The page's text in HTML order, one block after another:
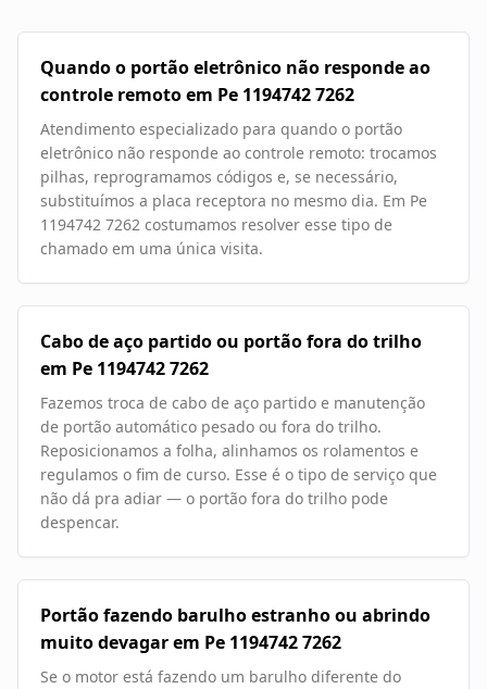
Quando o portão eletrônico não responde ao
controle remoto em Pe 1194742 7262
Atendimento especializado para quando o portão
eletrônico não responde ao controle remoto: trocamos
pilhas, reprogramamos códigos e, se necessário,
substituímos a placa receptora no mesmo dia. Em Pe
1194742 7262 costumamos resolver esse tipo de
chamado em uma única visita.
Cabo de aço partido ou portão fora do trilho
em Pe 1194742 7262
Fazemos troca de cabo de aço partido e manutenção
de portão automático pesado ou fora do trilho.
Reposicionamos a folha, alinhamos os rolamentos e
regulamos o fim de curso. Esse é o tipo de serviço que
não dá pra adiar — o portão fora do trilho pode
despencar.
Portão fazendo barulho estranho ou abrindo
muito devagar em Pe 1194742 7262
Se o motor está fazendo um barulho diferente do